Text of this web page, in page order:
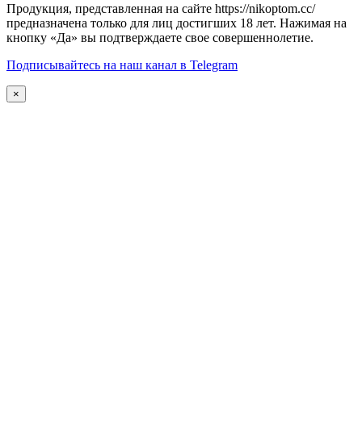
Продукция, представленная на сайте https://nikoptom.cc/
предназначена только для лиц достигших 18 лет. Нажимая на
кнопку «Да» вы подтверждаете свое совершеннолетие.
Подписывайтесь на наш канал в Telegram
×